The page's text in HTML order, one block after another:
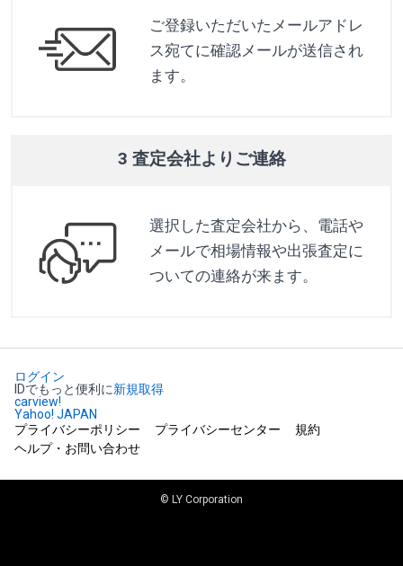
ご登録いただいたメールアドレ
ス宛てに確認メールが送信され
ます。
3 査定会社よりご連絡
選択した査定会社から、電話や
メールで相場情報や出張査定に
ついての連絡が来ます。
ログイン
IDでもっと便利に新規取得
carview!
Yahoo! JAPAN
プライバシーポリシー
プライバシーセンター
規約
ヘルプ・お問い合わせ
© LY Corporation